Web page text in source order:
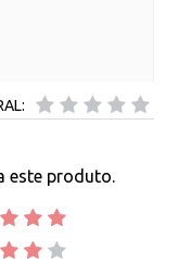
este produto.